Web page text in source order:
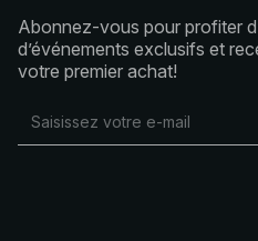
Abonnez-vous pour profiter
d’événements exclusifs et
votre premier achat!